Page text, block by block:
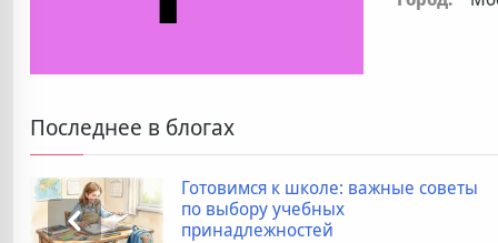
Последнее в блогах
Готовимся к школе: важные советы
по выбору учебных
принадлежностей